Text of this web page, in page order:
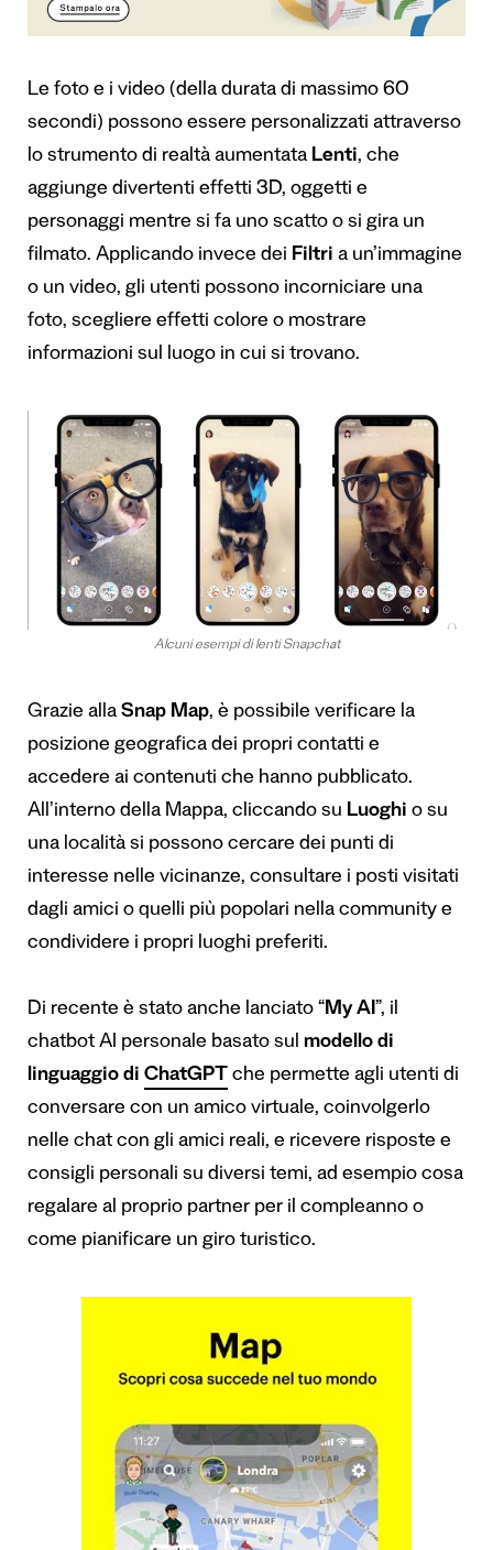
Le foto e i video (della durata di massimo 60
secondi) possono essere personalizzati attraverso
lo strumento di realtà aumentata Lenti, che
aggiunge divertenti effetti 3D, oggetti e
personaggi mentre si fa uno scatto o si gira un
filmato. Applicando invece dei Filtri a un’immagine
o un video, gli utenti possono incorniciare una
foto, scegliere effetti colore o mostrare
informazioni sul luogo in cui si trovano.
Alcuni esempi di lenti Snapchat
Grazie alla Snap Map, è possibile verificare la
posizione geografica dei propri contatti e
accedere ai contenuti che hanno pubblicato.
All’interno della Mappa, cliccando su Luoghi o su
una località si possono cercare dei punti di
interesse nelle vicinanze, consultare i posti visitati
dagli amici o quelli più popolari nella community e
condividere i propri luoghi preferiti.
Di recente è stato anche lanciato “My AI”, il
chatbot AI personale basato sul modello di
linguaggio di ChatGPT che permette agli utenti di
conversare con un amico virtuale, coinvolgerlo
nelle chat con gli amici reali, e ricevere risposte e
consigli personali su diversi temi, ad esempio cosa
regalare al proprio partner per il compleanno o
come pianificare un giro turistico.